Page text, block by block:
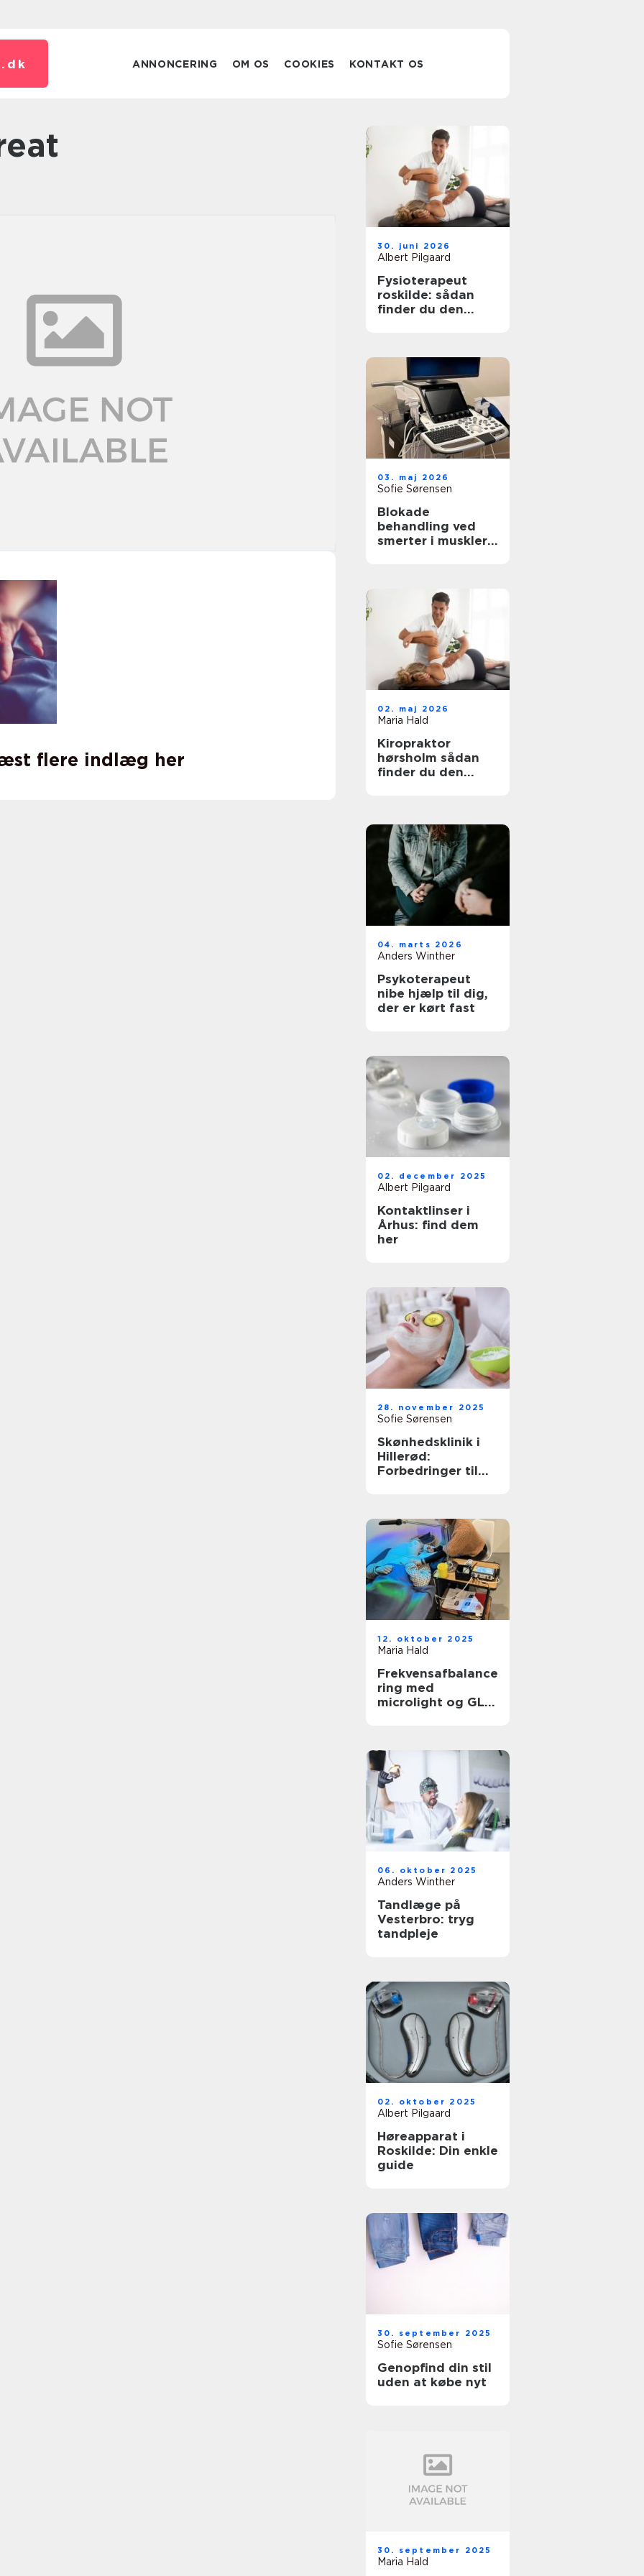
dk ANNONCERING OM OS COOKIES KONTAKT OS
flere indlæg her
30. juni 2026
Albert Pilgaard
Fysioterapeut
roskilde: sådan
finder du den
03. maj 2026
Sofie Sørensen
Blokade
behandling ved
smerter i muskler
02. maj 2026
Maria Hald
Kiropraktor
hørsholm sådan
finder du den
04. marts 2026
Anders Winther
Psykoterapeut
nibe hjælp til dig,
der er kørt fast
02. december 2025
Albert Pilgaard
Kontaktlinser i
Århus: find dem
her
28. november 2025
Sofie Sørensen
Skønhedsklinik i
Hillerød:
Forbedringer til
12. oktober 2025
Maria Hald
Frekvensafbalance
ring med
microlight og GL
06. oktober 2025
Anders Winther
Tandlæge på
Vesterbro: tryg
tandpleje
02. oktober 2025
Albert Pilgaard
Høreapparat i
Roskilde: Din enkle
guide
30. september 2025
Sofie Sørensen
Genopfind din stil
uden at købe nyt
30. september 2025
Maria Hald